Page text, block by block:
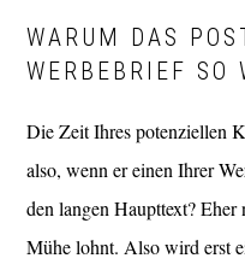
WARUM DAS
WERBEBRIEF SO
Die Zeit Ihres potenziellen
also, wenn er einen Ihrer
den langen Haupttext?
Mühe lohnt. Also wird erst